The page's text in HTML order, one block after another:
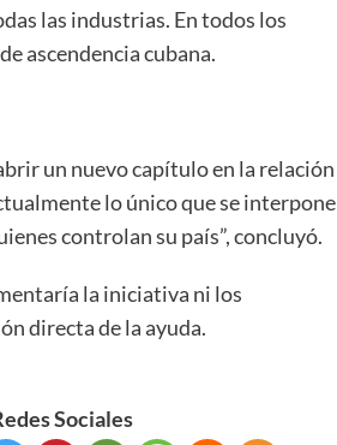
las industrias. En todos los
ascendencia cubana.
un nuevo capítulo en la relación
lo único que se interpone
controlan su país”, concluyó.
la iniciativa ni los
directa de la ayuda.
Sociales